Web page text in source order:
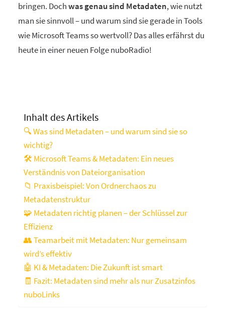
bringen. Dochwas genau sind Metadaten, wie nutzt
man sie sinnvoll – und warum sind sie gerade in Tools
wie Microsoft Teams so wertvoll? Das alles erfährst du
heute in einer neuen Folge nuboRadio!
Inhalt des Artikels
🔍 Was sind Metadaten – und warum sind sie so
wichtig?
🛠️ Microsoft Teams & Metadaten: Ein neues
Verständnis von Dateiorganisation
📁 Praxisbeispiel: Von Ordnerchaos zu
Metadatenstruktur
🧩 Metadaten richtig planen – der Schlüssel zur
Effizienz
👥 Teamarbeit mit Metadaten: Nur gemeinsam
wird’s effektiv
🤖 KI & Metadaten: Die Zukunft ist smart
🧾 Fazit: Metadaten sind mehr als nur Zusatzinfos
nuboLinks